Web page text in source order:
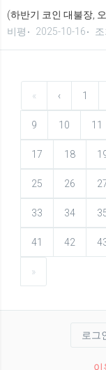
비평
2025-10-16
« ‹ 1
9 10 11
17 18
25 26
33 34
41 42
»
로그
이